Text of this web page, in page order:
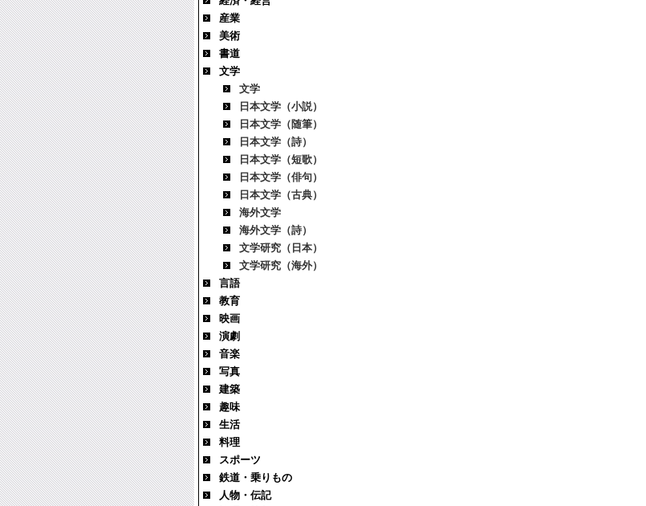
産業
美術
書道
文学
文学
日本文学（小説）
日本文学（随筆）
日本文学（詩）
日本文学（短歌）
日本文学（俳句）
日本文学（古典）
海外文学
海外文学（詩）
文学研究（日本）
文学研究（海外）
言語
教育
映画
演劇
音楽
写真
建築
趣味
生活
料理
スポーツ
鉄道・乗りもの
人物・伝記